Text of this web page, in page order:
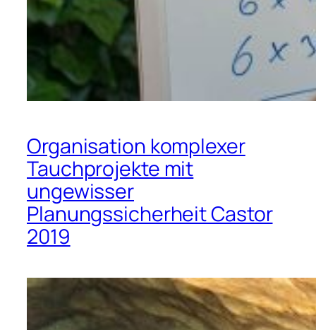
Organisation komplexer
Tauchprojekte mit
ungewisser
Planungssicherheit Castor
2019